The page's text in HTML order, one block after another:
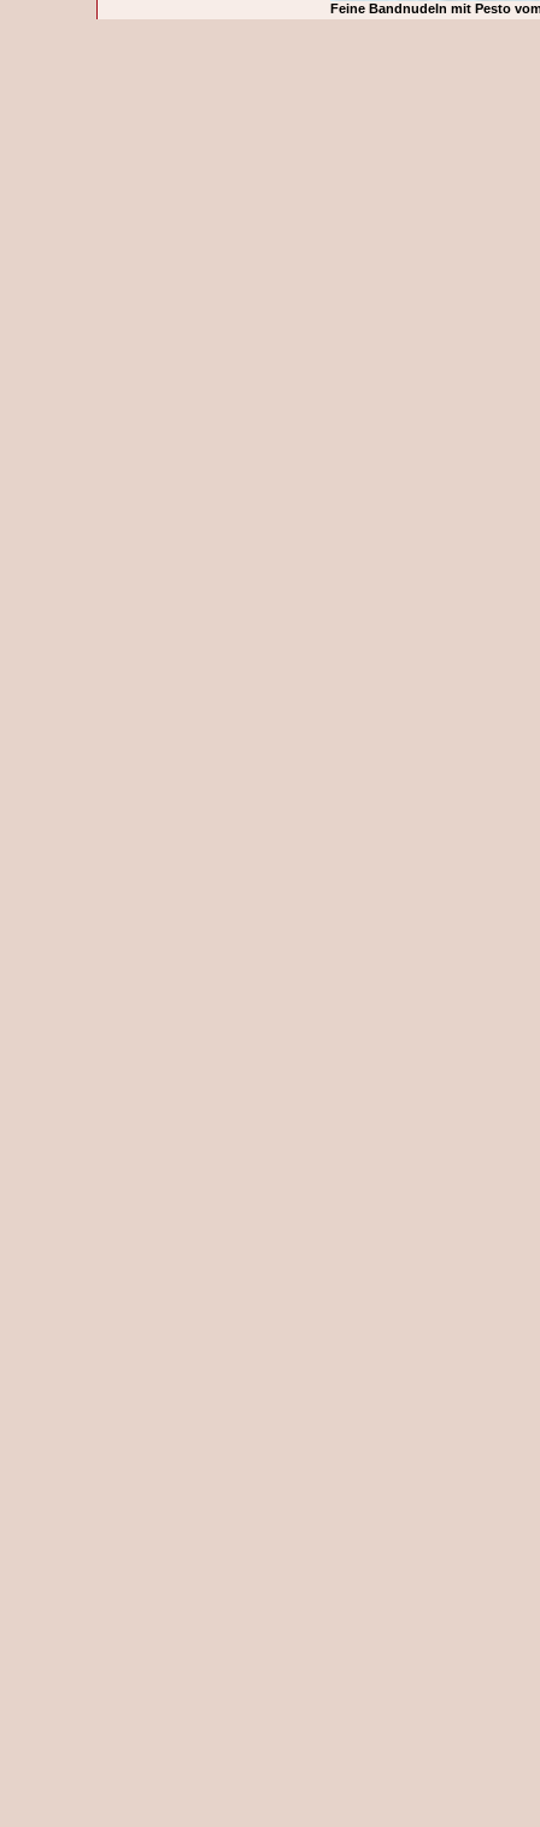
Feine Bandnudeln mit Pesto